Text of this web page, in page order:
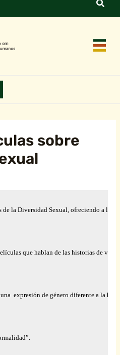
sobre
de la Diversidad Sexual, ofreciendo a la
que hablan de las historias de vida
expresión de género diferente a la